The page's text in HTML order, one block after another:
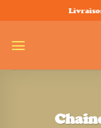
au
contenu